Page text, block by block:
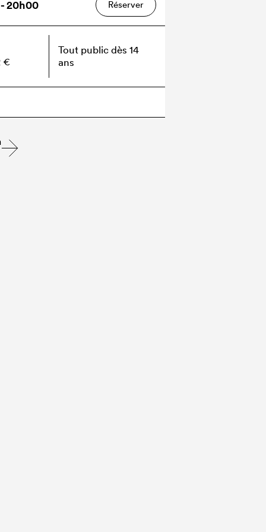
- 20h00 Réserver
€
Tout public dès 14
ans